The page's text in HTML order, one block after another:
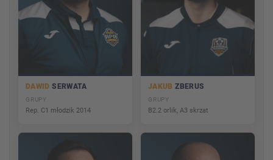
DAWID SERWATA
GRUPY
Rep. C1 młodzik 2014
JAKUB ZBERUS
GRUPY
B2.2 orlik, A3 skrzat